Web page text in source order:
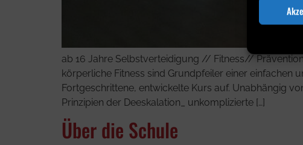
ab 16 Jahre Selbst­verteidigung // Fitness//
körperliche Fitness sind Grundpfeiler einer einfachen
Fortgeschrittene, entwickelte Kurs auf. Unabhängig
Prinzipien der Deeskalation_ unkomplizierte […]
Über die Schule